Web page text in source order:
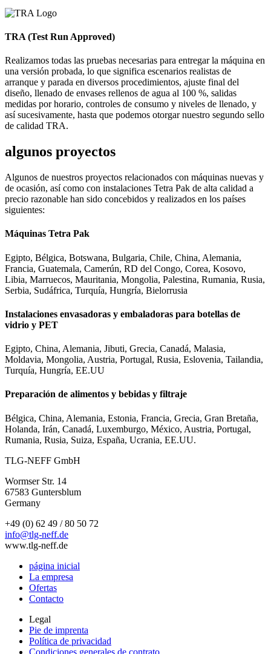
TRA (Test Run Approved)
Realizamos todas las pruebas necesarias para entregar la máquina en
una versión probada, lo que significa escenarios realistas de
arranque y parada en diversos procedimientos, ajuste final del
diseño, llenado de envases rellenos de agua al 100 %, salidas
medidas por horario, controles de consumo y niveles de llenado, y
así sucesivamente, hasta que podemos otorgar nuestro segundo sello
de calidad TRA.
algunos proyectos
Algunos de nuestros proyectos relacionados con máquinas nuevas y
de ocasión, así como con instalaciones Tetra Pak de alta calidad a
precio razonable han sido concebidos y realizados en los países
siguientes:
Máquinas Tetra Pak
Egipto, Bélgica, Botswana, Bulgaria, Chile, China, Alemania,
Francia, Guatemala, Camerún, RD del Congo, Corea, Kosovo,
Libia, Marruecos, Mauritania, Mongolia, Palestina, Rumania, Rusia,
Serbia, Sudáfrica, Turquía, Hungría, Bielorrusia
Instalaciones envasadoras y embaladoras para botellas de
vidrio y PET
Egipto, China, Alemania, Jibuti, Grecia, Canadá, Malasia,
Moldavia, Mongolia, Austria, Portugal, Rusia, Eslovenia, Tailandia,
Turquía, Hungría, EE.UU
Preparación de alimentos y bebidas y filtraje
Bélgica, China, Alemania, Estonia, Francia, Grecia, Gran Bretaña,
Holanda, Irán, Canadá, Luxemburgo, México, Austria, Portugal,
Rumania, Rusia, Suiza, España, Ucrania, EE.UU.
TLG-NEFF GmbH
Wormser Str. 14
67583 Guntersblum
Germany
+49 (0) 62 49 / 80 50 72
info@tlg-neff.de
www.tlg-neff.de
página inicial
La empresa
Ofertas
Contacto
Legal
Pie de imprenta
Política de privacidad
Condiciones generales de contrato